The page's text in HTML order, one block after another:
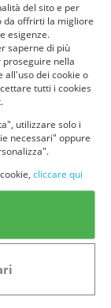
del sito e per
da offrirti la migliore
esigenze.
saperne di più
proseguire nella
all'uso dei cookie o
tutti i cookies
utilizzare solo i
necessari" oppure
cliccare qui